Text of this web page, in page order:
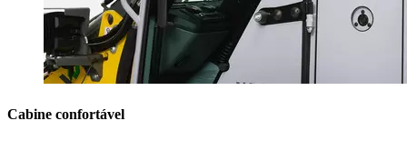
Cabine confortável